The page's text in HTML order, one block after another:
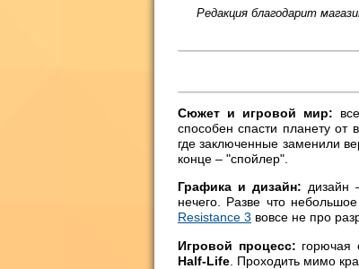
Редакция благодарит
Сюжет и игровой мир:
способен спасти планету от
где заключенные заменили
конце – "спойлер".
Графика и дизайн: дизайн
нечего. Разве что
Resistance 3 вовсе не про
Игровой процесс: горючая
Half-Life . Проходить мимо